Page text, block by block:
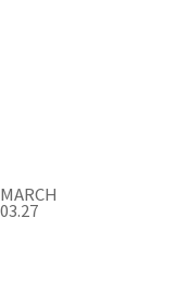
MARCH
03.27